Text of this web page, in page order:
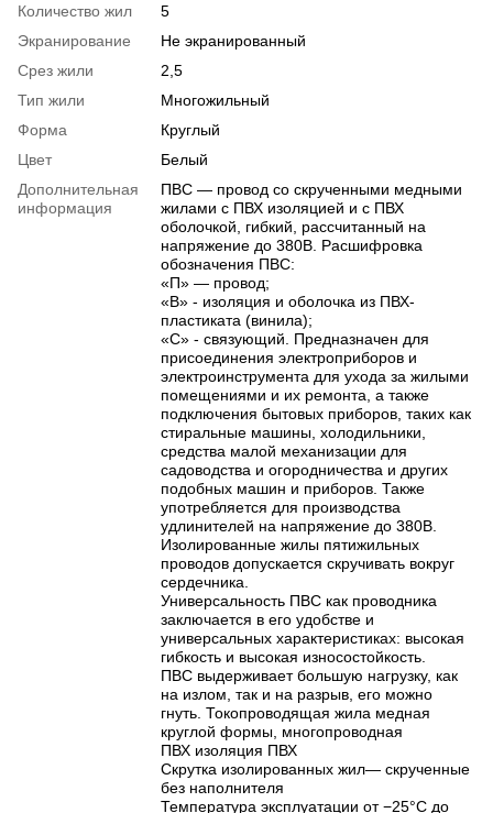
Количество жил
5
Экранирование
Не экранированный
Срез жили
2,5
Тип жили
Многожильный
Форма
Круглый
Цвет
Белый
Дополнительная
информация
ПВС — провод со скрученными медными
жилами с ПВХ изоляцией и с ПВХ
оболочкой, гибкий, рассчитанный на
напряжение до 380В. Расшифровка
обозначения ПВС:
«П» — провод;
«В» - изоляция и оболочка из ПВХ-
пластиката (винила);
«С» - связующий. Предназначен для
присоединения электроприборов и
электроинструмента для ухода за жилыми
помещениями и их ремонта, а также
подключения бытовых приборов, таких как
стиральные машины, холодильники,
средства малой механизации для
садоводства и огородничества и других
подобных машин и приборов. Также
употребляется для производства
удлинителей на напряжение до 380В.
Изолированные жилы пятижильных
проводов допускается скручивать вокруг
сердечника.
Универсальность ПВС как проводника
заключается в его удобстве и
универсальных характеристиках: высокая
гибкость и высокая износостойкость.
ПВС выдерживает большую нагрузку, как
на излом, так и на разрыв, его можно
гнуть. Токопроводящая жила медная
круглой формы, многопроводная
ПВХ изоляция ПВХ
Скрутка изолированных жил— скрученные
без наполнителя
Температура эксплуатации от −25°C до